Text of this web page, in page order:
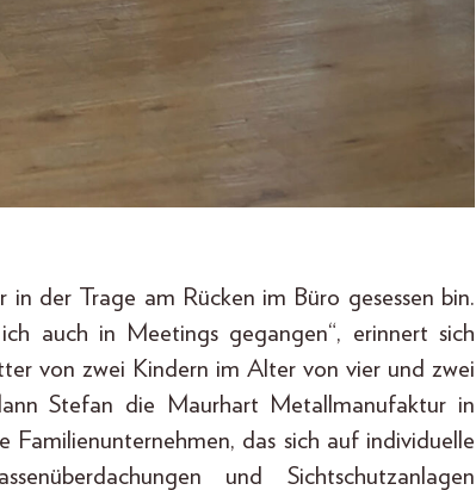
der Trage am Rücken im Büro gesessen bin.
auch in Meetings gegangen“, erinnert sich
von zwei Kindern im Alter von vier und zwei
Stefan die Maurhart Metallmanufaktur in
das sich auf individuelle
und Sichtschutzanlagen